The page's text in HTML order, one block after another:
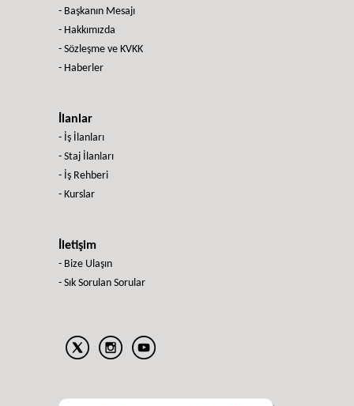
- Başkanın Mesajı
- Hakkımızda
- Sözleşme ve KVKK
- Haberler
İlanlar
- İş İlanları
- Staj İlanları
- İş Rehberi
- Kurslar
İletişim
- Bize Ulaşın
- Sık Sorulan Sorular